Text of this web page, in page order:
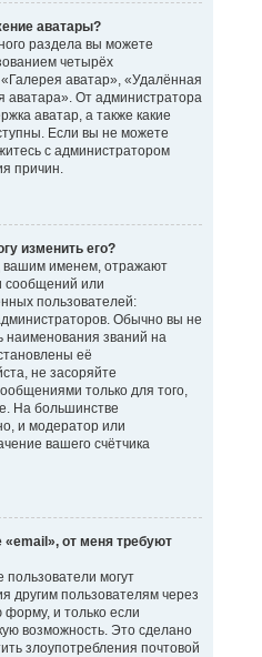
аватары?
раздела вы можете
четырёх
аватар», «Удалённая
аватара». От администратора
аватар, а также какие
Если вы не можете
с администратором
причин.
изменить его?
именем, отражают
сообщений или
пользователей:
Обычно вы не
званий на
её
не засоряйте
только для того,
На большинстве
и модератор или
вашего счётчика
от меня требуют
пользователи могут
другим пользователям через
и только если
возможность. Это сделано
злоупотребления почтовой